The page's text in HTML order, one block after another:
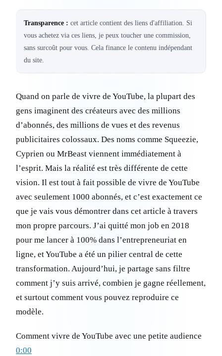
Transparence : cet article contient des liens d'affiliation. Si
vous achetez via ces liens, je peux toucher une commission,
sans surcoût pour vous. Cela finance le contenu indépendant
du site.
Quand on parle de vivre de YouTube, la plupart des
gens imaginent des créateurs avec des millions
d’abonnés, des millions de vues et des revenus
publicitaires colossaux. Des noms comme Squeezie,
Cyprien ou MrBeast viennent immédiatement à
l’esprit. Mais la réalité est très différente de cette
vision. Il est tout à fait possible de vivre de YouTube
avec seulement 1000 abonnés, et c’est exactement ce
que je vais vous démontrer dans cet article à travers
mon propre parcours. J’ai quitté mon job en 2018
pour me lancer à 100% dans l’entrepreneuriat en
ligne, et YouTube a été un pilier central de cette
transformation. Aujourd’hui, je partage sans filtre
comment j’y suis arrivé, combien je gagne réellement,
et surtout comment vous pouvez reproduire ce
modèle.
Comment vivre de YouTube avec une petite audience
0:00